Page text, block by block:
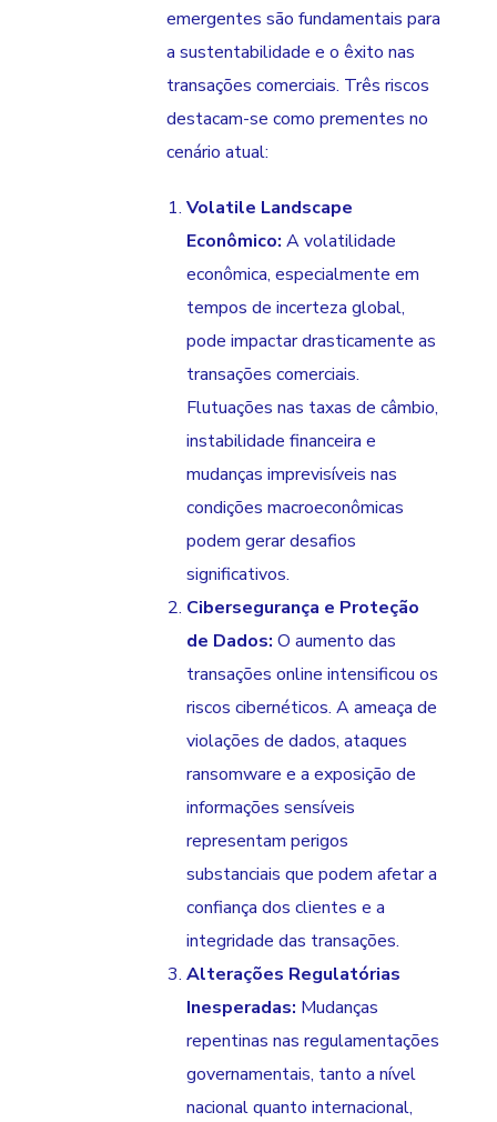
emergentes são fundamentais para
a sustentabilidade e o êxito nas
transações comerciais. Três riscos
destacam-se como prementes no
cenário atual:
Volatile Landscape
Econômico: A volatilidade
econômica, especialmente em
tempos de incerteza global,
pode impactar drasticamente as
transações comerciais.
Flutuações nas taxas de câmbio,
instabilidade financeira e
mudanças imprevisíveis nas
condições macroeconômicas
podem gerar desafios
significativos.
Cibersegurança e Proteção
de Dados: O aumento das
transações online intensificou os
riscos cibernéticos. A ameaça de
violações de dados, ataques
ransomware e a exposição de
informações sensíveis
representam perigos
substanciais que podem afetar a
confiança dos clientes e a
integridade das transações.
Alterações Regulatórias
Inesperadas: Mudanças
repentinas nas regulamentações
governamentais, tanto a nível
nacional quanto internacional,